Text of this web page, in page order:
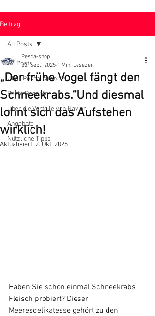
Beitrag
All Posts
Über Pesca-shop.de
Beste Rezepte
​Über die Vorteile von Kaviar
Angebote
Nützliche Tipps
All Posts
„Der frühe Vogel fängt den
Schneekrabs.“Und diesmal
lohnt sich das Aufstehen
wirklich!
Pesca-shop
30. Sept. 2025 1 Min. Lesezeit
Aktualisiert: 2. Okt. 2025
Haben Sie schon einmal Schneekrabs
Fleisch probiert? Dieser
Meeresdelikatesse gehört zu den